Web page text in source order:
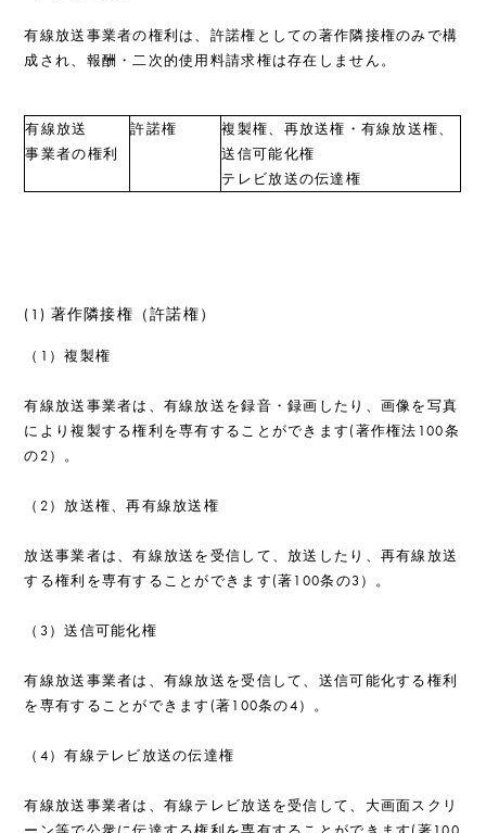
有線放送事業者の権利は、許諾権としての著作隣接権のみで構
成され、報酬・二次的使用料請求権は存在しません。
有線放送
事業者の権利
許諾権
複製権、再放送権・有線放送権、
送信可能化権
テレビ放送の伝達権
(1) 著作隣接権（許諾権）
（1）複製権
有線放送事業者は、有線放送を録音・録画したり、画像を写真
により複製する権利を専有することができます(著作権法100条
の2）。
（2）放送権、再有線放送権
放送事業者は、有線放送を受信して、放送したり、再有線放送
する権利を専有することができます(著100条の3）。
（3）送信可能化権
有線放送事業者は、有線放送を受信して、送信可能化する権利
を専有することができます(著100条の4）。
（4）有線テレビ放送の伝達権
有線放送事業者は、有線テレビ放送を受信して、大画面スクリ